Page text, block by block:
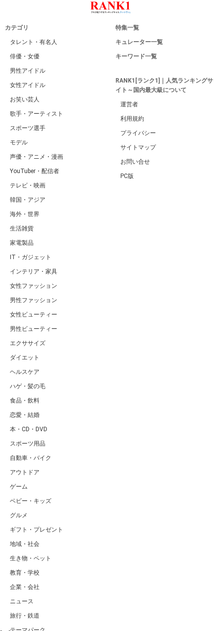
カテゴリ
タレント・有名人
俳優・女優
男性アイドル
女性アイドル
お笑い芸人
歌手・アーティスト
スポーツ選手
モデル
声優・アニメ・漫画
YouTuber・配信者
テレビ・映画
韓国・アジア
海外・世界
生活雑貨
家電製品
IT・ガジェット
インテリア・家具
女性ファッション
男性ファッション
女性ビューティー
男性ビューティー
エクササイズ
ダイエット
ヘルスケア
ハゲ・髪の毛
食品・飲料
恋愛・結婚
本・CD・DVD
スポーツ用品
自動車・バイク
アウトドア
ゲーム
ベビー・キッズ
グルメ
ギフト・プレゼント
地域・社会
生き物・ペット
教育・学校
企業・会社
ニュース
旅行・鉄道
特集一覧
キュレーター一覧
キーワード一覧
RANK1[ランク1]｜人気ランキングサ
イト～国内最大級について
運営者
利用規約
プライバシー
サイトマップ
お問い合せ
PC版